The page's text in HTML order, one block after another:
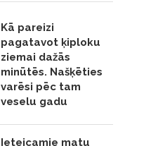
Kā pareizi
pagatavot ķiploku
ziemai dažās
minūtēs. Našķēties
varēsi pēc tam
veselu gadu
Ieteicamie matu